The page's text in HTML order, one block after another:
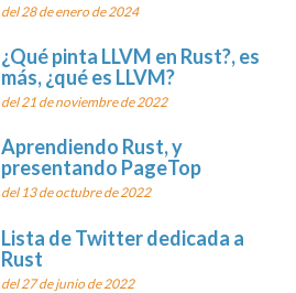
del 28 de enero de 2024
¿Qué pinta LLVM en Rust?, es
más, ¿qué es LLVM?
del 21 de noviembre de 2022
Aprendiendo Rust, y
presentando PageTop
del 13 de octubre de 2022
Lista de Twitter dedicada a
Rust
del 27 de junio de 2022